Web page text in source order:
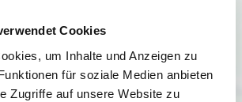
Cookies
um Inhalte und Anzeigen zu
für soziale Medien anbieten
Zugriffe auf unsere Website zu
von Google
policies.google.com/privacy).
bin einverstanden